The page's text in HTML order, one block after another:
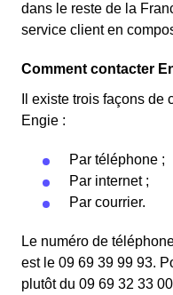
dans le reste de la
service client en
Comment contacter
Il existe trois façons
Engie :
Par téléphone ;
Par internet ;
Par courrier.
Le numéro de
est le 09 69 39 99 93.
plutôt du 09 69 32 33